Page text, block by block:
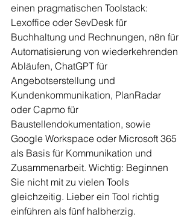
einen pragmatischen Toolstack:
Lexoffice oder SevDesk für
Buchhaltung und Rechnungen, n8n für
Automatisierung von wiederkehrenden
Abläufen, ChatGPT für
Angebotserstellung und
Kundenkommunikation, PlanRadar
oder Capmo für
Baustellendokumentation, sowie
Google Workspace oder Microsoft 365
als Basis für Kommunikation und
Zusammenarbeit. Wichtig: Beginnen
Sie nicht mit zu vielen Tools
gleichzeitig. Lieber ein Tool richtig
einführen als fünf halbherzig.